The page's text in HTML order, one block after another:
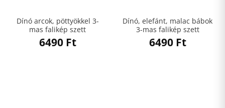
Dínó arcok, pöttyökkel 3-
mas falikép szett
6490 Ft
Dínó, elefánt, malac bábok
3-mas falikép szett
6490 Ft